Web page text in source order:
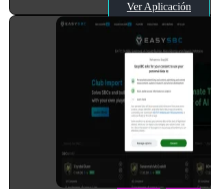
Ver Aplicación